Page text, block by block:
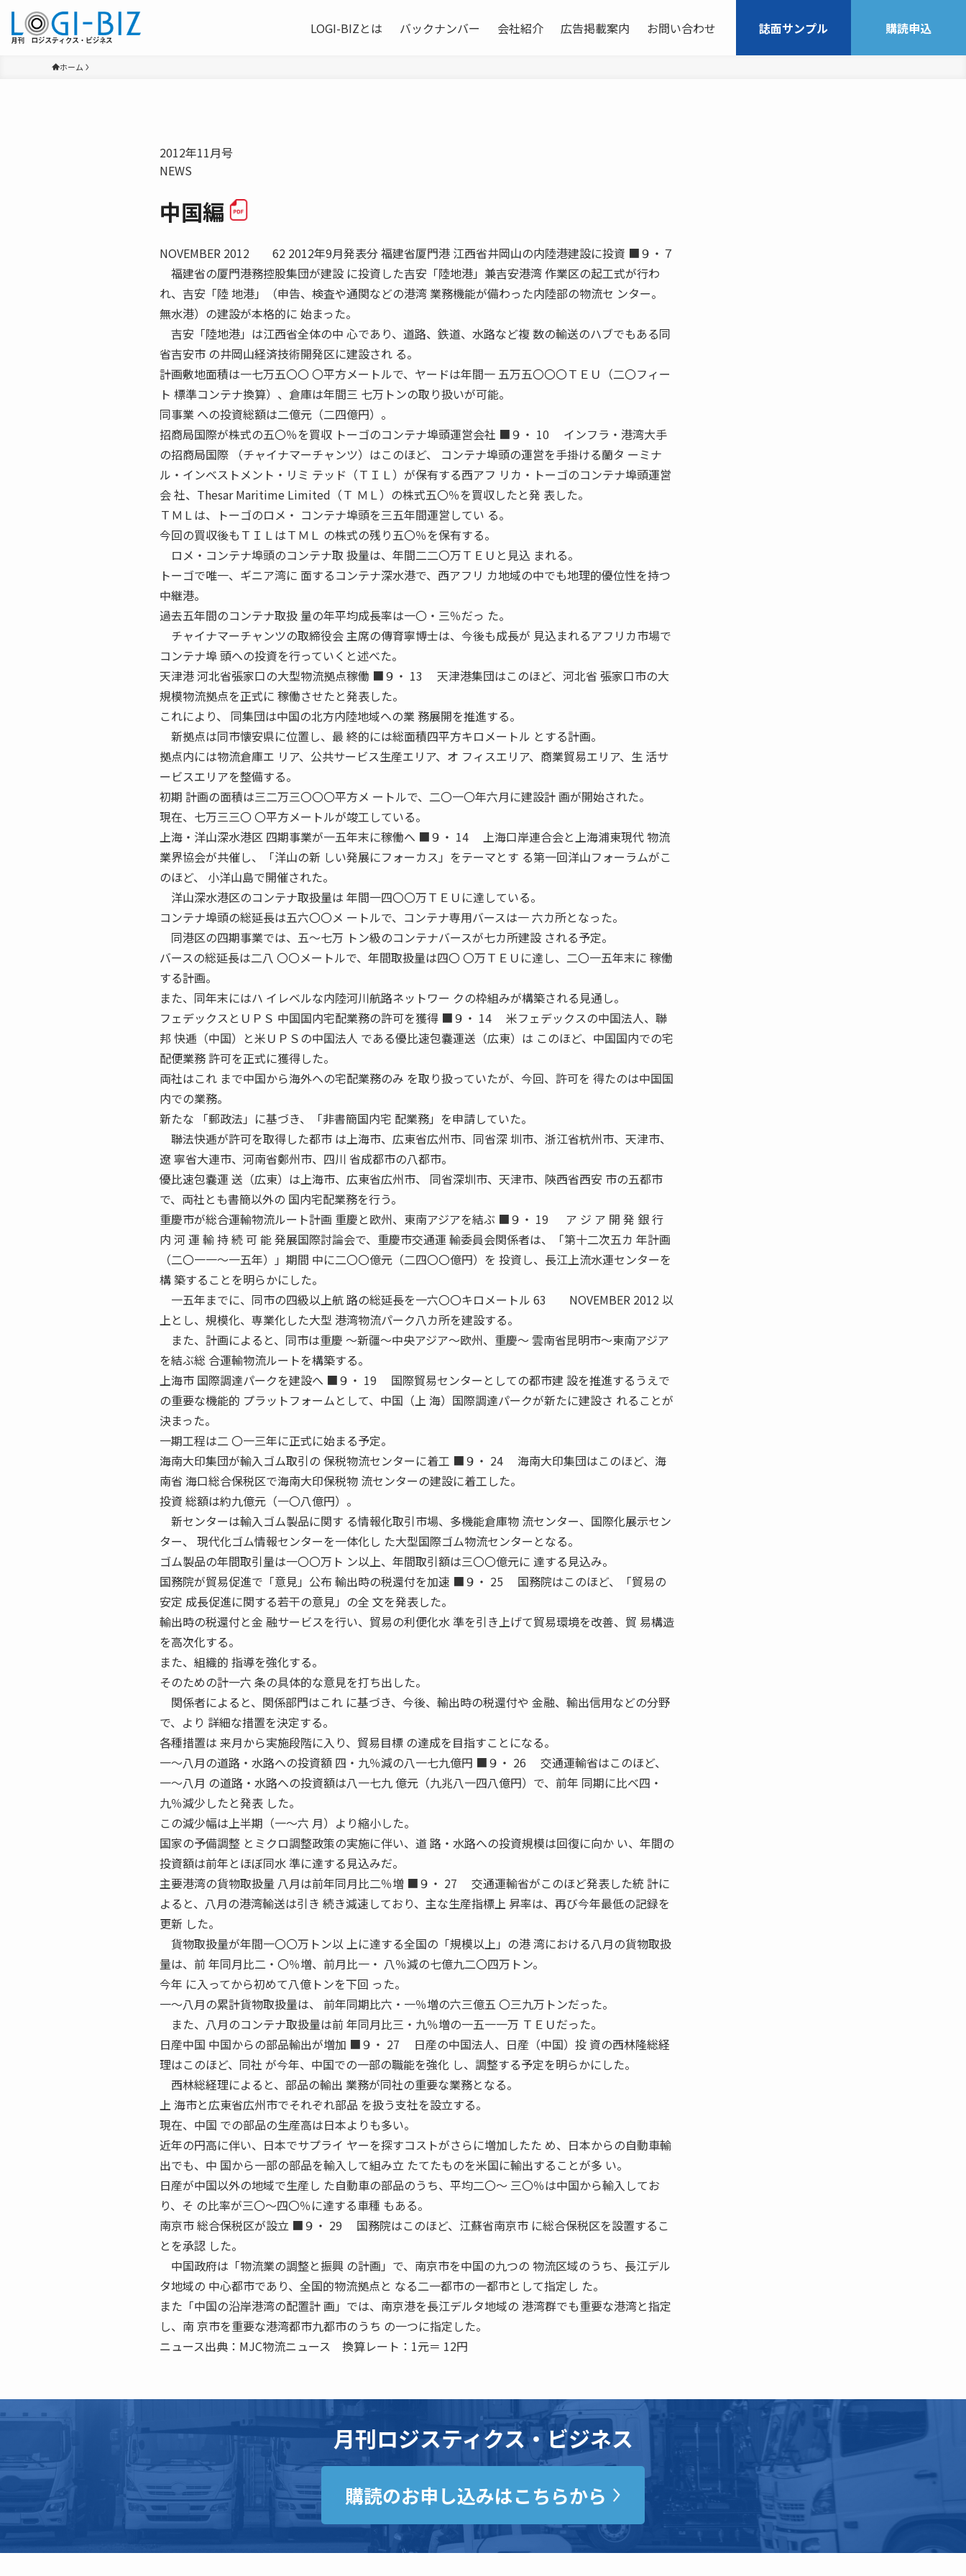
LOGI-BIZとは バックナンバー 会社紹介 広告掲載案内 お問い合わせ 誌面サンプル 購読申込
ホーム
2012年11月号
NEWS
中国編
NOVEMBER 2012 62 2012年9月発表分 福建省厦門港 江西省井岡山の内陸港建設に投資 ■９・７
福建省の厦門港務控股集団が建設 に投資した吉安「陸地港」兼吉安港湾 作業区の起工式が行わ
れ、吉安「陸 地港」（申告、検査や通関などの港湾 業務機能が備わった内陸部の物流セ ンター。
無水港）の建設が本格的に 始まった。
吉安「陸地港」は江西省全体の中 心であり、道路、鉄道、水路など複 数の輸送のハブでもある同
省吉安市 の井岡山経済技術開発区に建設され る。
計画敷地面積は一七万五〇〇 〇平方メートルで、ヤードは年間一 五万五〇〇〇ＴＥＵ（二〇フィー
ト 標準コンテナ換算）、倉庫は年間三 七万トンの取り扱いが可能。
同事業 への投資総額は二億元（二四億円）。
招商局国際が株式の五〇％を買収 トーゴのコンテナ埠頭運営会社 ■９・ 10 インフラ・港湾大手
の招商局国際 （チャイナマーチャンツ）はこのほど、 コンテナ埠頭の運営を手掛ける蘭タ ーミナ
ル・インベストメント・リミ テッド（ＴＩＬ）が保有する西アフ リカ・トーゴのコンテナ埠頭運営
会 社、Thesar Maritime Limited（Ｔ ＭＬ）の株式五〇％を買収したと発 表した。
ＴＭＬは、トーゴのロメ・ コンテナ埠頭を三五年間運営してい る。
今回の買収後もＴＩＬはＴＭＬ の株式の残り五〇％を保有する。
ロメ・コンテナ埠頭のコンテナ取 扱量は、年間二二〇万ＴＥＵと見込 まれる。
トーゴで唯一、ギニア湾に 面するコンテナ深水港で、西アフリ カ地域の中でも地理的優位性を持つ
中継港。
過去五年間のコンテナ取扱 量の年平均成長率は一〇・三％だっ た。
チャイナマーチャンツの取締役会 主席の傳育寧博士は、今後も成長が 見込まれるアフリカ市場で
コンテナ埠 頭への投資を行っていくと述べた。
天津港 河北省張家口の大型物流拠点稼働 ■９・ 13 天津港集団はこのほど、河北省 張家口市の大
規模物流拠点を正式に 稼働させたと発表した。
これにより、 同集団は中国の北方内陸地域への業 務展開を推進する。
新拠点は同市懐安県に位置し、最 終的には総面積四平方キロメートル とする計画。
拠点内には物流倉庫エ リア、公共サービス生産エリア、オ フィスエリア、商業貿易エリア、生 活サ
ービスエリアを整備する。
初期 計画の面積は三二万三〇〇〇平方メ ートルで、二〇一〇年六月に建設計 画が開始された。
現在、七万三三〇 〇平方メートルが竣工している。
上海・洋山深水港区 四期事業が一五年末に稼働へ ■９・ 14 上海口岸連合会と上海浦東現代 物流
業界協会が共催し、「洋山の新 しい発展にフォーカス」をテーマとす る第一回洋山フォーラムがこ
のほど、 小洋山島で開催された。
洋山深水港区のコンテナ取扱量は 年間一四〇〇万ＴＥＵに達している。
コンテナ埠頭の総延長は五六〇〇メ ートルで、コンテナ専用バースは一 六カ所となった。
同港区の四期事業では、五〜七万 トン級のコンテナバースが七カ所建設 される予定。
バースの総延長は二八 〇〇メートルで、年間取扱量は四〇 〇万ＴＥＵに達し、二〇一五年末に 稼働
する計画。
また、同年末にはハ イレベルな内陸河川航路ネットワー クの枠組みが構築される見通し。
フェデックスとＵＰＳ 中国国内宅配業務の許可を獲得 ■９・ 14 米フェデックスの中国法人、聯
邦 快逓（中国）と米ＵＰＳの中国法人 である優比速包嚢運送（広東）は このほど、中国国内での宅
配便業務 許可を正式に獲得した。
両社はこれ まで中国から海外への宅配業務のみ を取り扱っていたが、今回、許可を 得たのは中国国
内での業務。
新たな 「郵政法」に基づき、「非書簡国内宅 配業務」を申請していた。
聯法快逓が許可を取得した都市 は上海市、広東省広州市、同省深 圳市、浙江省杭州市、天津市、
遼 寧省大連市、河南省鄭州市、四川 省成都市の八都市。
優比速包嚢運 送（広東）は上海市、広東省広州市、 同省深圳市、天津市、陝西省西安 市の五都市
で、両社とも書簡以外の 国内宅配業務を行う。
重慶市が総合運輸物流ルート計画 重慶と欧州、東南アジアを結ぶ ■９・ 19 ア ジ ア 開 発 銀 行
内 河 運 輸 持 続 可 能 発展国際討論会で、重慶市交通運 輸委員会関係者は、「第十二次五カ 年計画
（二〇一一〜一五年）」期間 中に二〇〇億元（二四〇〇億円）を 投資し、長江上流水運センターを
構 築することを明らかにした。
一五年までに、同市の四級以上航 路の総延長を一六〇〇キロメートル 63 NOVEMBER 2012 以
上とし、規模化、専業化した大型 港湾物流パーク八カ所を建設する。
また、計画によると、同市は重慶 〜新疆〜中央アジア〜欧州、重慶〜 雲南省昆明市〜東南アジア
を結ぶ総 合運輸物流ルートを構築する。
上海市 国際調達パークを建設へ ■９・ 19 国際貿易センターとしての都市建 設を推進するうえで
の重要な機能的 プラットフォームとして、中国（上 海）国際調達パークが新たに建設さ れることが
決まった。
一期工程は二 〇一三年に正式に始まる予定。
海南大印集団が輸入ゴム取引の 保税物流センターに着工 ■９・ 24 海南大印集団はこのほど、海
南省 海口総合保税区で海南大印保税物 流センターの建設に着工した。
投資 総額は約九億元（一〇八億円）。
新センターは輸入ゴム製品に関す る情報化取引市場、多機能倉庫物 流センター、国際化展示セン
ター、 現代化ゴム情報センターを一体化し た大型国際ゴム物流センターとなる。
ゴム製品の年間取引量は一〇〇万ト ン以上、年間取引額は三〇〇億元に 達する見込み。
国務院が貿易促進で「意見」公布 輸出時の税還付を加速 ■９・ 25 国務院はこのほど、「貿易の
安定 成長促進に関する若干の意見」の全 文を発表した。
輸出時の税還付と金 融サービスを行い、貿易の利便化水 準を引き上げて貿易環境を改善、貿 易構造
を高次化する。
また、組織的 指導を強化する。
そのための計一六 条の具体的な意見を打ち出した。
関係者によると、関係部門はこれ に基づき、今後、輸出時の税還付や 金融、輸出信用などの分野
で、より 詳細な措置を決定する。
各種措置は 来月から実施段階に入り、貿易目標 の達成を目指すことになる。
一〜八月の道路・水路への投資額 四・九％減の八一七九億円 ■９・ 26 交通運輸省はこのほど、
一〜八月 の道路・水路への投資額は八一七九 億元（九兆八一四八億円）で、前年 同期に比べ四・
九％減少したと発表 した。
この減少幅は上半期（一〜六 月）より縮小した。
国家の予備調整 とミクロ調整政策の実施に伴い、道 路・水路への投資規模は回復に向か い、年間の
投資額は前年とほぼ同水 準に達する見込みだ。
主要港湾の貨物取扱量 八月は前年同月比二％増 ■９・ 27 交通運輸省がこのほど発表した統 計に
よると、八月の港湾輸送は引き 続き減速しており、主な生産指標上 昇率は、再び今年最低の記録を
更新 した。
貨物取扱量が年間一〇〇万トン以 上に達する全国の「規模以上」の港 湾における八月の貨物取扱
量は、前 年同月比二・〇％増、前月比一・ 八％減の七億九二〇四万トン。
今年 に入ってから初めて八億トンを下回 った。
一〜八月の累計貨物取扱量は、 前年同期比六・一％増の六三億五 〇三九万トンだった。
また、八月のコンテナ取扱量は前 年同月比三・九％増の一五一一万 ＴＥＵだった。
日産中国 中国からの部品輸出が増加 ■９・ 27 日産の中国法人、日産（中国）投 資の西林隆総経
理はこのほど、同社 が今年、中国での一部の職能を強化 し、調整する予定を明らかにした。
西林総経理によると、部品の輸出 業務が同社の重要な業務となる。
上 海市と広東省広州市でそれぞれ部品 を扱う支社を設立する。
現在、中国 での部品の生産高は日本よりも多い。
近年の円高に伴い、日本でサプライ ヤーを探すコストがさらに増加したた め、日本からの自動車輸
出でも、中 国から一部の部品を輸入して組み立 たてたものを米国に輸出することが多 い。
日産が中国以外の地域で生産し た自動車の部品のうち、平均二〇〜 三〇％は中国から輸入してお
り、そ の比率が三〇〜四〇％に達する車種 もある。
南京市 総合保税区が設立 ■９・ 29 国務院はこのほど、江蘇省南京市 に総合保税区を設置するこ
とを承認 した。
中国政府は「物流業の調整と振興 の計画」で、南京市を中国の九つの 物流区域のうち、長江デル
タ地域の 中心都市であり、全国的物流拠点と なる二一都市の一都市として指定し た。
また「中国の沿岸港湾の配置計 画」では、南京港を長江デルタ地域の 港湾群でも重要な港湾と指定
し、南 京市を重要な港湾都市九都市のうち の一つに指定した。
ニュース出典：MJC物流ニュース 換算レート：1元＝ 12円
月刊ロジスティクス・ビジネス
購読のお申し込みはこちらから